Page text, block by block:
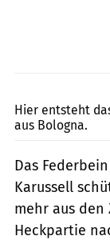
Hier entsteht
aus Bologna.
Das
Karussell
mehr aus den
Heckpartie